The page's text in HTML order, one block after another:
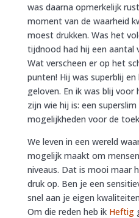
was daarna opmerkelijk
moment van de waarheid
moest drukken. Was het
tijdnood had hij een aantal
Wat verscheen er op het
punten! Hij was superblij
geloven. En ik was blij
zijn wie hij is: een
mogelijkheden voor de
We leven in een wereld
mogelijk maakt om
niveaus. Dat is mooi maar
druk op. Ben je een
snel aan je eigen
Om die reden heb ik Heftig